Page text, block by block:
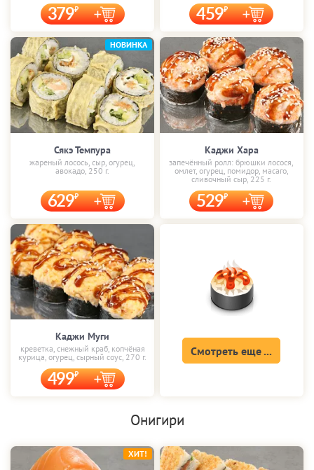
379 459
Сякэ Темпура
жареный лосось, сыр, огурец,
авокадо, 250 г.
629
НОВИНКА
Каджи Хара
запечённый ролл: брюшки лосося,
омлет, огурец, помидор, масаго,
сливочный сыр, 225 г.
529
Каджи Муги
креветка, снежный краб, копчёная
курица, огурец, сырный соус, 270 г.
499
Смотреть еще ...
Онигири
ХИТ!